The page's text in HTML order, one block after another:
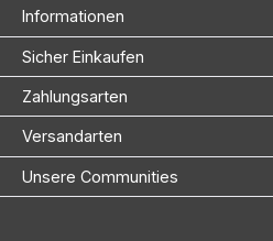
Informationen
Sicher Einkaufen
Zahlungsarten
Versandarten
Unsere Communities